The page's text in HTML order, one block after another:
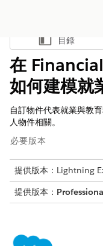
顯示目錄
目錄
在
如何建模就
自訂物件代表就業與教
人物件相關。
必要版本
提供版本：Lightning
提供版本：
教育